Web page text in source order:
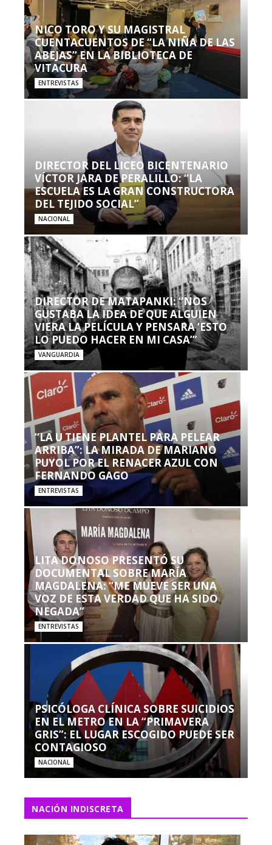
NICO TORO Y SU MAGISTRAL
CUENTACUENTOS DE “LA NIÑA DE LAS
ABEJAS” EN LA BIBLIOTECA DE
VITACURA
ENTREVISTAS
DIRECTOR DEL LICEO BICENTENARIO
VÍCTOR JARA DE PERALILLO: “LA
ESCUELA ES LA GRAN CONSTRUCTORA
DEL TEJIDO SOCIAL”
NACIONAL
DIRECTOR DE MATAPANKI: “NOS
GUSTABA LA IDEA DE QUE ALGUIEN
VIERA LA PELÍCULA Y PENSARA ‘ESTO
LO PUEDO HACER EN MI CASA’”
VANGUARDIA
“LA U TIENE PLANTEL PARA PELEAR
ARRIBA”: LA MIRADA DE MARIANO
PUYOL POR EL RENACER AZUL CON
FERNANDO GAGO
ENTREVISTAS
LITA DONOSO PRESENTÓ SU
DOCUMENTAL SOBRE MARÍA
MAGDALENA: “ME MUEVE SER UNA
VOZ DE ESTA VERDAD QUE HA SIDO
NEGADA”
ENTREVISTAS
PSICÓLOGA CLÍNICA SOBRE SUICIDIOS
EN EL METRO EN LA “PRIMAVERA
GRIS”: EL LUGAR ESCOGIDO PUEDE SER
CONTAGIOSO
NACIONAL
NACIÓN INDISCRETA